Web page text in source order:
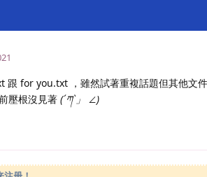
跟 for you.txt ，雖然試著重複話題但其他文
壓根沒見著 (´ཀ`」 ∠)